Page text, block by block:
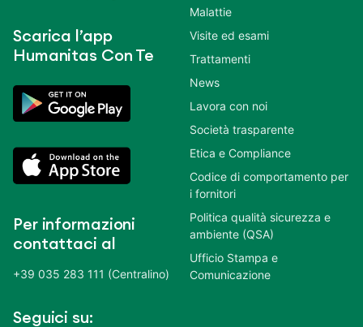
Scarica l’app
Humanitas Con Te
Per informazioni
contattaci al
+39 035 283 111 (Centralino)
Seguici su:
Malattie
Visite ed esami
Trattamenti
News
Lavora con noi
Società trasparente
Etica e Compliance
Codice di comportamento per
i fornitori
Politica qualità sicurezza e
ambiente (QSA)
Ufficio Stampa e
Comunicazione